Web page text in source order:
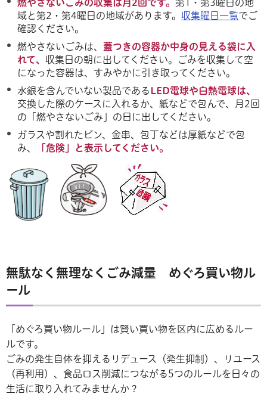
燃やさないごみの収集は月2回です。第1・第3曜日の地
域と第2・第4曜日の地域があります。収集曜日一覧でご
確認ください。
燃やさないごみは、蓋つきの容器か中身の見える袋に入
れて、収集日の朝に出してください。ごみを収集して空
になった容器は、すみやかに引き取ってください。
水銀を含んでいない製品である LED電球や白熱電球は、
交換した際のケースに入れるか、紙などで包んで、月2回
の「燃やさないごみ」の日に出してください。
ガラスや割れたビン、金串、包丁などは厚紙などで包
み、
「危険」と表示してください。
無駄なく無理なくごみ減量 めぐろ買い物ル
ール
「めぐろ買い物ルール」は賢い買い物を区内に広めるルー
ルです。
ごみの発生自体を抑えるリデュース（発生抑制）、リユース
（再利用）、食品ロス削減につながる5つのルールを日々の
生活に取り入れてみませんか？